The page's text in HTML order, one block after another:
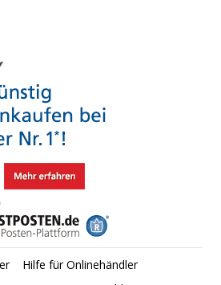
Hilfe für Onlinehändler